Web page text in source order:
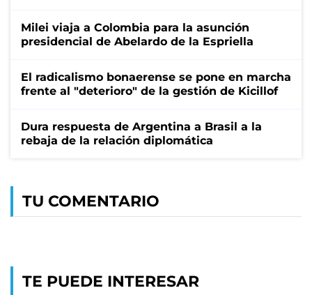
Milei viaja a Colombia para la asunción
presidencial de Abelardo de la Espriella
El radicalismo bonaerense se pone en marcha
frente al "deterioro" de la gestión de Kicillof
Dura respuesta de Argentina a Brasil a la
rebaja de la relación diplomática
TU COMENTARIO
TE PUEDE INTERESAR